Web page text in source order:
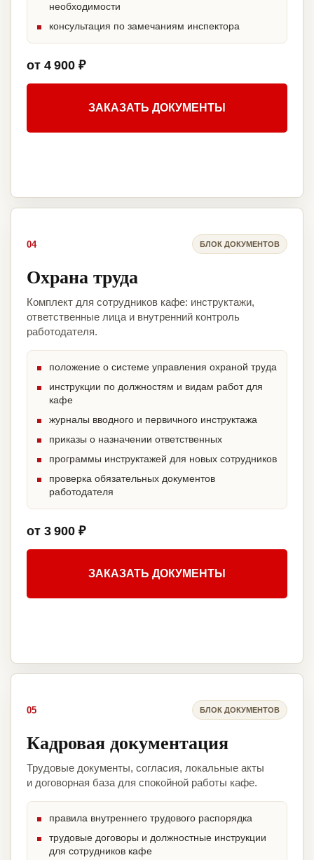
необходимости
консультация по замечаниям инспектора
от 4 900 ₽
ЗАКАЗАТЬ ДОКУМЕНТЫ
04 БЛОК ДОКУМЕНТОВ
Охрана труда
Комплект для сотрудников кафе: инструктажи,
ответственные лица и внутренний контроль
работодателя.
положение о системе управления охраной труда
инструкции по должностям и видам работ для
кафе
журналы вводного и первичного инструктажа
приказы о назначении ответственных
программы инструктажей для новых сотрудников
проверка обязательных документов
работодателя
от 3 900 ₽
ЗАКАЗАТЬ ДОКУМЕНТЫ
05 БЛОК ДОКУМЕНТОВ
Кадровая документация
Трудовые документы, согласия, локальные акты
и договорная база для спокойной работы кафе.
правила внутреннего трудового распорядка
трудовые договоры и должностные инструкции
для сотрудников кафе